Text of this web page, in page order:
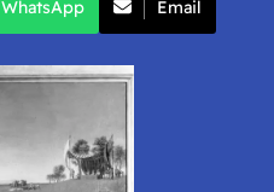
WhatsApp Email